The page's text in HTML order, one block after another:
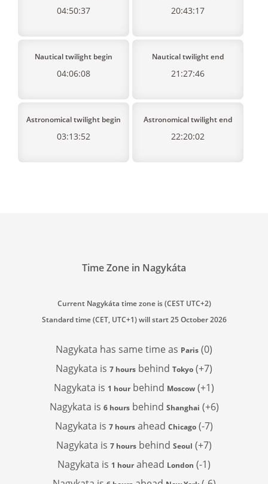
04:50:37 20:43:17
Nautical twilight begin
04:06:08
Nautical twilight end
21:27:46
Astronomical twilight begin
03:13:52
Astronomical twilight end
22:20:02
Time Zone in Nagykáta
Current Nagykáta time zone is (CEST UTC+2)
Standard time (CET, UTC+1) will start 25 October 2026
Nagykata has same time as Paris (0)
Nagykata is 7 hours behind Tokyo (+7)
Nagykata is 1 hourbehind Moscow (+1)
Nagykata is 6 hoursbehind Shanghai (+6)
Nagykata is 7 hours ahead Chicago (-7)
Nagykata is 7 hours behind Seoul (+7)
Nagykata is 1 hourahead London (-1)